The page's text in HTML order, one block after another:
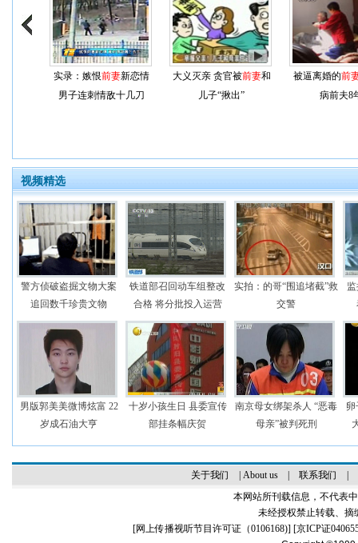
实录：嫉恨前妻新恋情
男子连刺情敌十几刀
大义灭亲 贪官被前妻和
儿子“揪出”
被逼离婚的前
病前夫8
视频精选
警方侦破盗掘文物大案
追回数千珍贵文物
铁道部召回动车组整改
合格 将分批投入运营
实拍：的哥“围追堵截”救
交警
男版郭美美微博炫富 22
岁成石油大亨
十岁小孩生日 县委宣传
部挂条幅庆贺
南京母女绑架杀人 “恶毒
母亲”被判死刑
卵
关于我们 About us| 联系我们
本网站所刊载信息，不代表
未经授权禁止转载、摘
[网上传播视听节目许可证（0106168)] [京ICP证